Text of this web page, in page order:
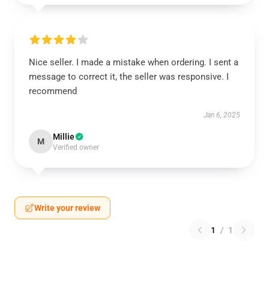
Nice seller. I made a mistake when ordering. I sent a
message to correct it, the seller was responsive. I
recommend
Jan 6, 2025
M Millie
Verified owner
Write your review
1 / 1